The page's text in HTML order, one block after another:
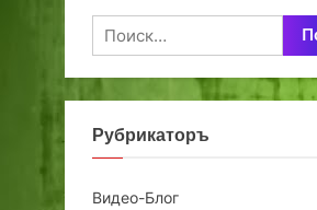
Найти:
Рубрикаторъ
Видео-Блог